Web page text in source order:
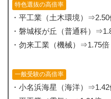
特色選抜の高倍率
・平工業（土木環境）⇒2.50
・磐城桜が丘（普通科）
・勿来工業（機械）⇒1.75倍
一般受験の高倍率
・小名浜海星（海洋）⇒1.42